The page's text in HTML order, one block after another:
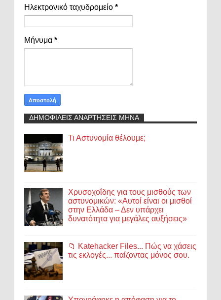
Ηλεκτρονικό ταχυδρομείο *
Μήνυμα *
ΔΗΜΟΦΙΛΕΙΣ ΑΝΑΡΤΗΣΕΙΣ ΜΗΝΑ
Τι Αστυνομία θέλουμε;
Χρυσοχοΐδης για τους μισθούς των
αστυνομικών: «Αυτοί είναι οι μισθοί
στην Ελλάδα – Δεν υπάρχει
δυνατότητα για μεγάλες αυξήσεις»
📁 Katehacker Files... Πώς να χάσεις
τις εκλογές... παίζοντας μόνος σου.